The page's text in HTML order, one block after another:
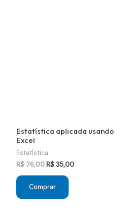
Estatística aplicada usando
Excel
EstatÍstica
R$76,00O
original
era:
R$ 76,00.
R$35,00O
Comprar